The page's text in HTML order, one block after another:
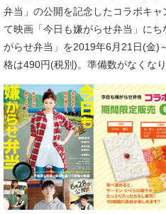
弁当」の公開を記念したコラボキ
て映画「今日も嫌がらせ弁当」に
がらせ弁当」を2019年6月21日(金)
格は490円(税別)。準備数がなくな